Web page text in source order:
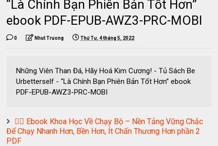
“Là Chính Bạn Phiên Bản Tốt Hơn”
ebook PDF-EPUB-AWZ3-PRC-MOBI
0 Nhut Truong Thứ Tư, 4 tháng 5, 2022
Những Viên Than Đá, Hãy Hoá Kim Cương! - Tủ Sách Be
Urbetterself - “Là Chính Bạn Phiên Bản Tốt Hơn” ebook
PDF-EPUB-AWZ3-PRC-MOBI
🏃‍♂️ Ebook Khoa Học Về Chạy Bộ – Nền Tảng Vững Chắc
Để Chạy Nhanh Hơn, Bền Hơn, Ít Chấn Thương Hơn phần 2
PDF